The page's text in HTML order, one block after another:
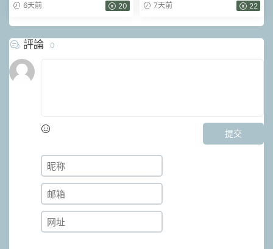
頻84集+網頁版文檔
6天前 20
144集（天津班現場實錄）
7天前 22
評論 0
提交